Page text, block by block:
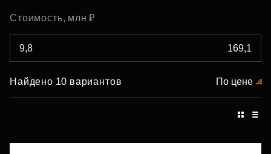
Стоимость, млн ₽
Найдено 10 вариантов По цене